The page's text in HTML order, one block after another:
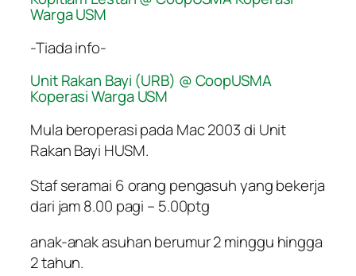
Warga USM
-Tiada info-
Unit Rakan Bayi (URB) @ CoopUSMA
Koperasi Warga USM
Mula beroperasi pada Mac 2003 di Unit
Rakan Bayi HUSM.
Staf seramai 6 orang pengasuh yang bekerja
dari jam 8.00 pagi – 5.00ptg
anak-anak asuhan berumur 2 minggu hingga
2 tahun.